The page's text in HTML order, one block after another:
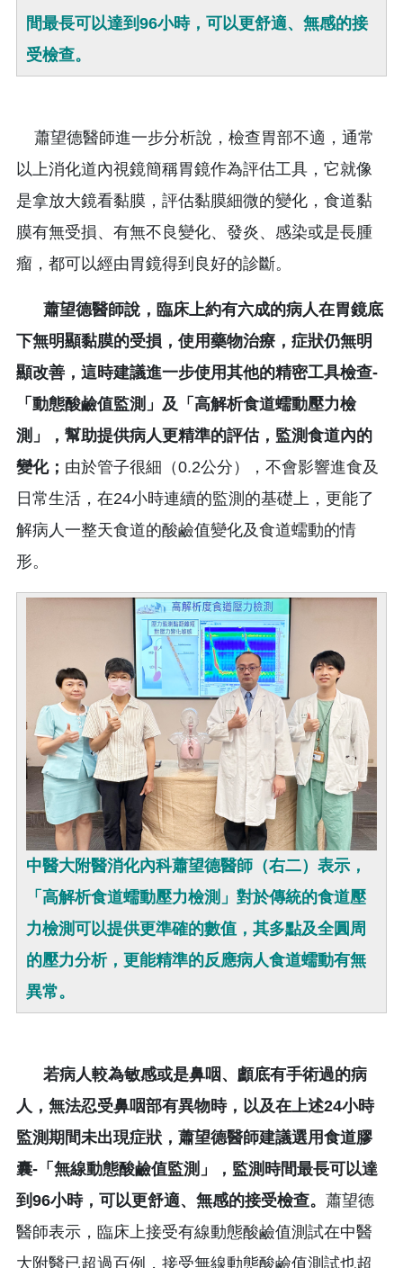
間最長可以達到96小時，可以更舒適、無感的接
受檢查。
蕭望德醫師進一步分析說，檢查胃部不適，通常
以上消化道內視鏡簡稱胃鏡作為評估工具，它就像
是拿放大鏡看黏膜，評估黏膜細微的變化，食道黏
膜有無受損、有無不良變化、發炎、感染或是長腫
瘤，都可以經由胃鏡得到良好的診斷。
蕭望德醫師說，臨床上約有六成的病人在胃鏡底
下無明顯黏膜的受損，使用藥物治療，症狀仍無明
顯改善，這時建議進一步使用其他的精密工具檢查-
「動態酸鹼值監測」及「高解析食道蠕動壓力檢
測」，幫助提供病人更精準的評估，監測食道內的
變化； 由於管子很細（0.2公分），不會影響進食及
日常生活，在24小時連續的監測的基礎上，更能了
解病人一整天食道的酸鹼值變化及食道蠕動的情
形。
中醫大附醫消化內科蕭望德醫師（右二）表示，
「高解析食道蠕動壓力檢測」對於傳統的食道壓
力檢測可以提供更準確的數值，其多點及全圓周
的壓力分析，更能精準的反應病人食道蠕動有無
異常。
若病人較為敏感或是鼻咽、顱底有手術過的病
人，無法忍受鼻咽部有異物時，以及在上述24小時
監測期間未出現症狀，蕭望德醫師建議選用食道膠
囊-「無線動態酸鹼值監測」，監測時間最長可以達
到96小時，可以更舒適、無感的接受檢查。 蕭望德
醫師表示，臨床上接受有線動態酸鹼值測試在中醫
大附醫已超過百例，接受無線動態酸鹼值測試也超